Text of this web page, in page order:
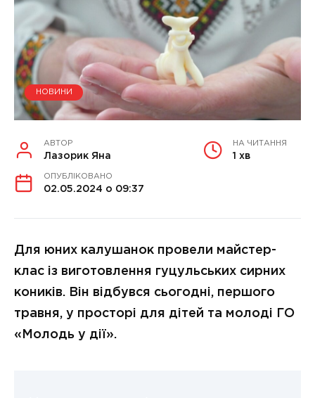
НОВИНИ
АВТОР
Лазорик Яна
НА ЧИТАННЯ
1 хв
ОПУБЛІКОВАНО
02.05.2024 о 09:37
Для юних калушанок провели майстер-
клас із виготовлення гуцульських сирних
коників. Він відбувся сьогодні, першого
травня, у просторі для дітей та молоді ГО
«Молодь у дії».